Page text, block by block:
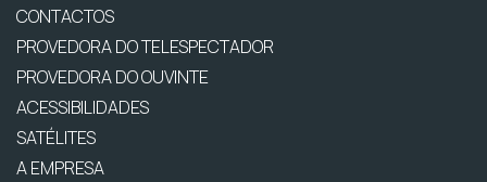
CONTACTOS
PROVEDORA DO TELESPECTADOR
PROVEDORA DO OUVINTE
ACESSIBILIDADES
SATÉLITES
A EMPRESA